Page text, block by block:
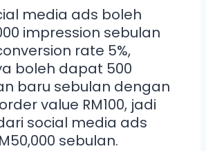
media ads boleh
impression sebulan
rate 5%,
boleh dapat 500
baru sebulan dengan
value RM100, jadi
social media ads
sebulan.